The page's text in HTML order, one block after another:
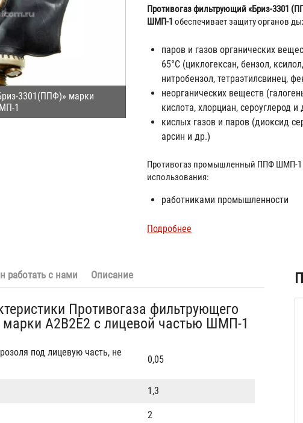
3301(ППФ)» марки
1
Противогаз фильтрующий «Бриз-3301
ШМП-1 обеспечивает защиту органов
паров и газов органических
65°С (циклогексан, бензол,
нитробензол, тетраэтилсвинец,
неорганических веществ
кислота, хлорциан, сероуглерод
кислых газов и паров (диоксид
арсин и др.)
Противогаз промышленный ППФ ШМП-1
использования:
работниками промышленности
Подробнее
работать с нами Описание
Противогаза фильтрующего
A2B2E2 с лицевой частью ШМП-1
под лицевую часть, не
0,05
1,3
2